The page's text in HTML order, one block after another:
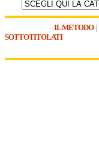
IL METODO|
SOTTOTITOLATI